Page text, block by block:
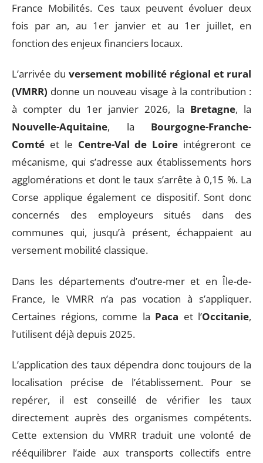
France Mobilités. Ces taux peuvent évoluer deux
fois par an, au 1er janvier et au 1er juillet, en
fonction des enjeux financiers locaux.
L’arrivée du versement mobilité régional et rural
(VMRR) donne un nouveau visage à la contribution :
à compter du 1er janvier 2026, la Bretagne, la
Nouvelle-Aquitaine, la Bourgogne-Franche-
Comté et le Centre-Val de Loire intégreront ce
mécanisme, qui s’adresse aux établissements hors
agglomérations et dont le taux s’arrête à 0,15 %. La
Corse applique également ce dispositif. Sont donc
concernés des employeurs situés dans des
communes qui, jusqu’à présent, échappaient au
versement mobilité classique.
Dans les départements d’outre-mer et en Île-de-
France, le VMRR n’a pas vocation à s’appliquer.
Certaines régions, comme la Paca et l’Occitanie,
l’utilisent déjà depuis 2025.
L’application des taux dépendra donc toujours de la
localisation précise de l’établissement. Pour se
repérer, il est conseillé de vérifier les taux
directement auprès des organismes compétents.
Cette extension du VMRR traduit une volonté de
rééquilibrer l’aide aux transports collectifs entre